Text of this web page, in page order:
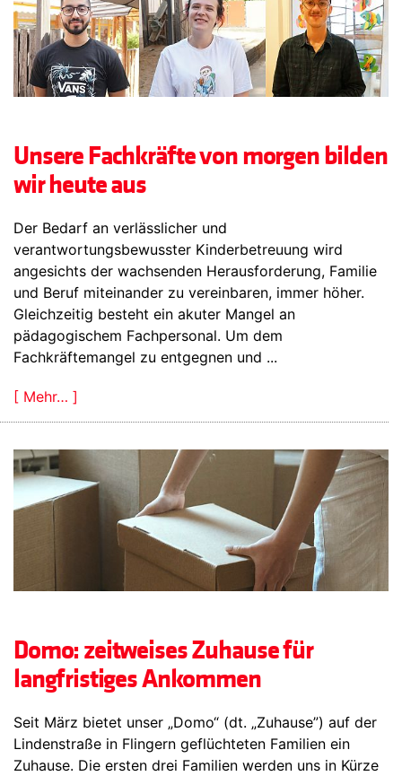
Unsere Fachkräfte von morgen bilden
wir heute aus
Der Bedarf an verlässlicher und
verantwortungsbewusster Kinderbetreuung wird
angesichts der wachsenden Herausforderung, Familie
und Beruf miteinander zu vereinbaren, immer höher.
Gleichzeitig besteht ein akuter Mangel an
pädagogischem Fachpersonal. Um dem
Fachkräftemangel zu entgegnen und ...
[ Mehr… ]
Domo: zeitweises Zuhause für
langfristiges Ankommen
Seit März bietet unser „Domo“ (dt. „Zuhause”) auf der
Lindenstraße in Flingern geflüchteten Familien ein
Zuhause. Die ersten drei Familien werden uns in Kürze